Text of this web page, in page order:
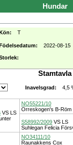
Hundar
T
2022-08-15
Stamtavla
Inavelsgrad: 4,5
VS LS
NO55221/10
Orreskogen's B-Röm
S58992/2009 VS LS
Suhlegan Felicia
NO34111/10
Raunakkens Cox